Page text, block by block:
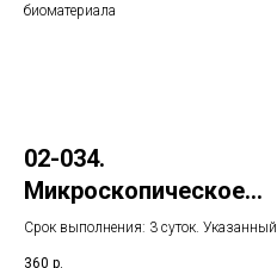
биоматериала
02-034.
Микроскопическое
исследование на
наличие клещей рода
Срок выполнения: 3 суток. Указанный
360 р.